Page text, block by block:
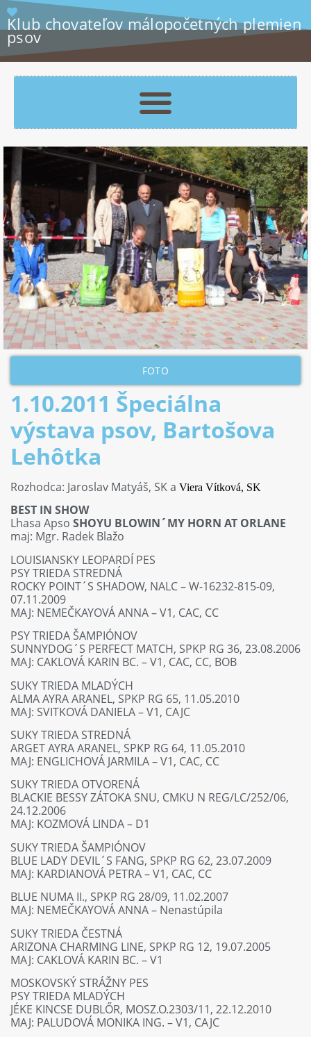
Klub chovateľov málopočetných plemien
psov
FOTO
1.10.2011 Špeciálna
výstava psov, Bartošova
Lehôtka
Rozhodca: Jaroslav Matyáš, SK a Viera Vítková, SK
BEST IN SHOW
Lhasa Apso SHOYU BLOWIN´MY HORN AT ORLANE
maj: Mgr. Radek Blažo
LOUISIANSKY LEOPARDÍ PES
PSY TRIEDA STREDNÁ
ROCKY POINT´S SHADOW, NALC – W-16232-815-09,
07.11.2009
MAJ: NEMEČKAYOVÁ ANNA – V1, CAC, CC
PSY TRIEDA ŠAMPIÓNOV
SUNNYDOG´S PERFECT MATCH, SPKP RG 36, 23.08.2006
MAJ: CAKLOVÁ KARIN BC. – V1, CAC, CC, BOB
SUKY TRIEDA MLADÝCH
ALMA AYRA ARANEL, SPKP RG 65, 11.05.2010
MAJ: SVITKOVÁ DANIELA – V1, CAJC
SUKY TRIEDA STREDNÁ
ARGET AYRA ARANEL, SPKP RG 64, 11.05.2010
MAJ: ENGLICHOVÁ JARMILA – V1, CAC, CC
SUKY TRIEDA OTVORENÁ
BLACKIE BESSY ZÁTOKA SNU, CMKU N REG/LC/252/06,
24.12.2006
MAJ: KOZMOVÁ LINDA – D1
SUKY TRIEDA ŠAMPIÓNOV
BLUE LADY DEVIL´S FANG, SPKP RG 62, 23.07.2009
MAJ: KARDIANOVÁ PETRA – V1, CAC, CC
BLUE NUMA II., SPKP RG 28/09, 11.02.2007
MAJ: NEMEČKAYOVÁ ANNA – Nenastúpila
SUKY TRIEDA ČESTNÁ
ARIZONA CHARMING LINE, SPKP RG 12, 19.07.2005
MAJ: CAKLOVÁ KARIN BC. – V1
MOSKOVSKÝ STRÁŽNY PES
PSY TRIEDA MLADÝCH
JÉKE KINCSE DUBLŐR, MOSZ.O.2303/11, 22.12.2010
MAJ: PALUDOVÁ MONIKA ING. – V1, CAJC